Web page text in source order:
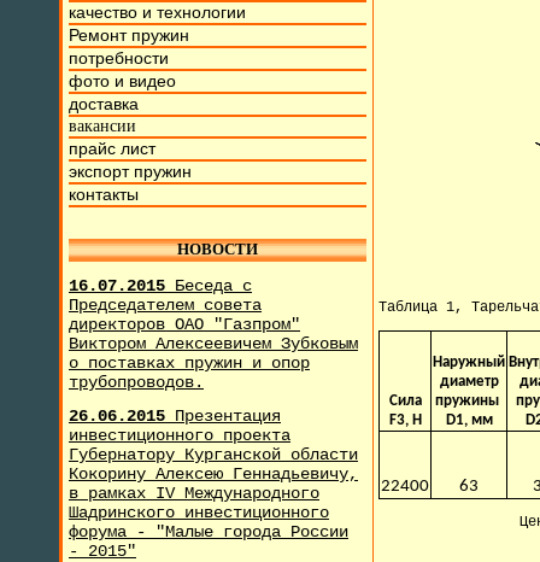
качество и технологии
Ремонт пружин
потребности
фото и видео
доставка
вакансии
прайс лист
экспорт пружин
контакты
НОВОСТИ
16.07.2015 Беседа с
Председателем совета
директоров ОАО "Газпром"
Виктором Алексеевичем Зубковым
о поставках пружин и опор
трубопроводов.
26.06.2015 Презентация
инвестиционного проекта
Губернатору Курганской области
Кокорину Алексею Геннадьевичу,
в рамках IV Международного
Шадринского инвестиционного
форума - "Малые города России
- 2015"
Таблица 1,
Сила
F3, H
Наружный
диаметр
пружины
D1, мм
22400 63